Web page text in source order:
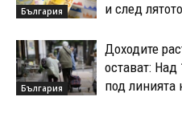
България
и след лятото
България
Доходите
остават:
под линията